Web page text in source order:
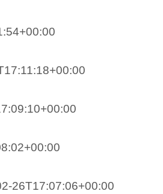
26T17:07:06+00:00